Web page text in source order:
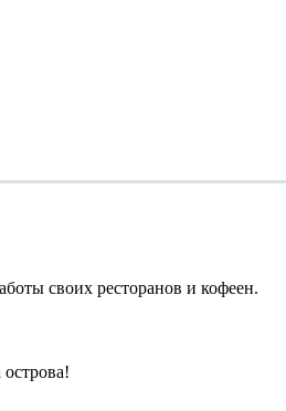
своих ресторанов и кофеен.